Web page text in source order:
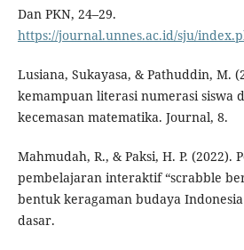
Dan PKN, 24–29.
https://journal.unnes.ac.id/sju/
Lusiana, Sukayasa, & Pathuddin, M.
kemampuan literasi numerasi siswa
kecemasan matematika. Journal, 8.
Mahmudah, R., & Paksi, H. P. (2022).
pembelajaran interaktif “scrabble
bentuk keragaman budaya
dasar.